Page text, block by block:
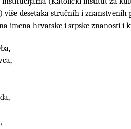
više desetaka stručnih i znanstvenih
imena hrvatske i srpske znanosti i